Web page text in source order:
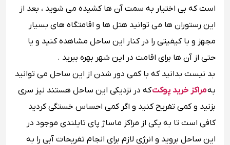
است که بی اختیار به سمت آن ها کشیده می شوید ، بعد از
این رستوران ها می توانید هتل ها و اقامتگاه های بسیار
مجهز و با کیفیتی را در کنار این ساحل مشاهده کنید و یا
حتی از آن ها برای اقامت در این شهر بهره ببرید .
بد نیست بدانید که با کمی دور شدن از این ساحل می توانید
بهمراکز خرید پوکتکه در نزدیکی این ساحل هستند نیز سری
بزنید و کمی تفریح کنید و اگر کمی احساس خستگی کردید
کافی است تا به یکی از مراکز ماساژ پای تایلندی موجود در
این ساحل بروید و انرژی لازم برای انجام تفریحات آبی را به